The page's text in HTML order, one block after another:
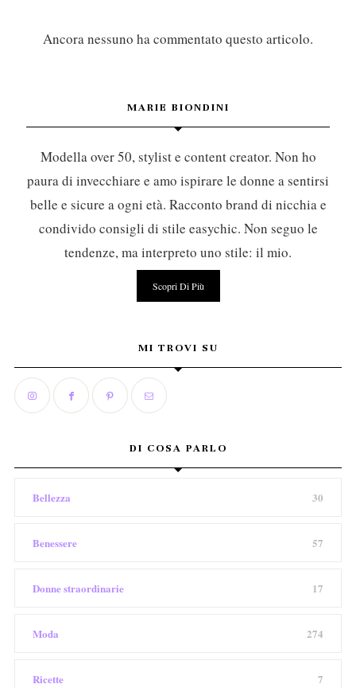
Ancora nessuno ha commentato questo articolo.
MARIE BIONDINI
Modella over 50, stylist e content creator. Non ho
paura di invecchiare e amo ispirare le donne a sentirsi
belle e sicure a ogni età. Racconto brand di nicchia e
condivido consigli di stile easychic. Non seguo le
tendenze, ma interpreto uno stile: il mio.
Scopri Di Più
MI TROVI SU
DI COSA PARLO
Bellezza 30
Benessere 57
Donne straordinarie 17
Moda 274
Ricette 7